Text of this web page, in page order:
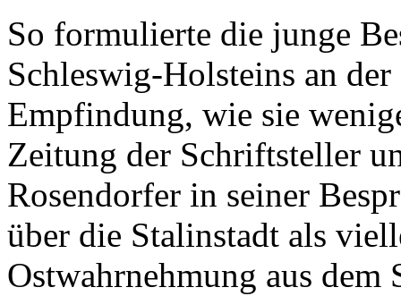
So formulierte die junge
Schleswig-Holsteins an
Empfindung, wie sie
Zeitung der Schriftsteller
Rosendorfer in seiner
über die Stalinstadt als
Ostwahrnehmung aus